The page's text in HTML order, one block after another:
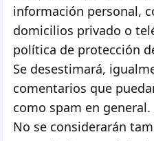
información personal,
domicilios privado o
política de protección
Se desestimará,
comentarios que
como spam en general.
No se considerarán